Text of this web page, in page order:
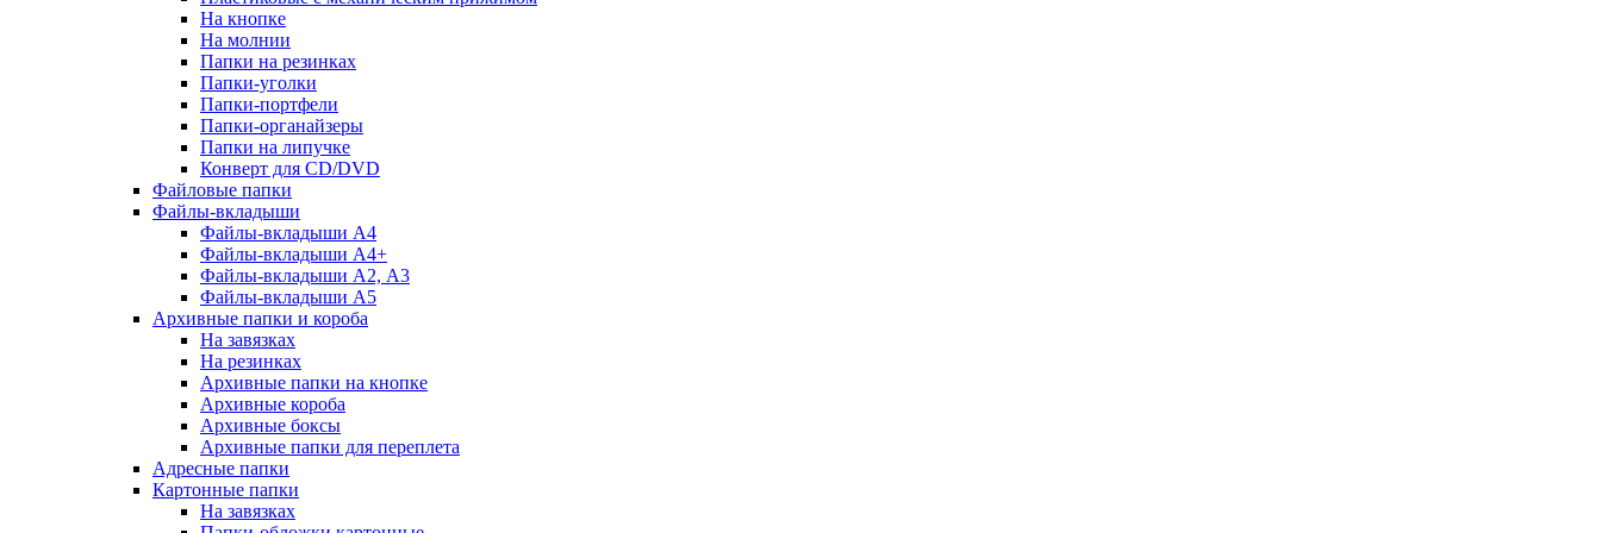
На кнопке
На молнии
Папки на резинках
Папки-уголки
Папки-портфели
Папки-органайзеры
Папки на липучке
Конверт для CD/DVD
Файловые папки
Файлы-вкладыши
Файлы-вкладыши А4
Файлы-вкладыши А4+
Файлы-вкладыши А2, А3
Файлы-вкладыши А5
Архивные папки и короба
На завязках
На резинках
Архивные папки на кнопке
Архивные короба
Архивные боксы
Архивные папки для переплета
Адресные папки
Картонные папки
На завязках